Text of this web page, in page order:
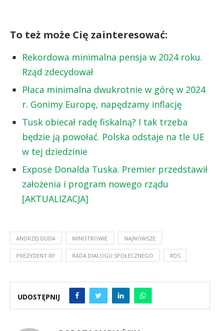
To też może Cię zainteresować:
Rekordowa minimalna pensja w 2024 roku.
Rząd zdecydował
Płaca minimalna dwukrotnie w górę w 2024
r. Gonimy Europę, napędzamy inflację
Tusk obiecał radę fiskalną? I tak trzeba
będzie ją powołać. Polska odstaje na tle UE
w tej dziedzinie
Expose Donalda Tuska. Premier przedstawił
założenia i program nowego rządu
[AKTUALIZACJA]
ANDRZEJ DUDA MINISTROWIE NAJNOWSZE
PREZYDENT RP RADA DIALOGU SPOŁECZNEGO RDS
UDOSTĘPNIJ